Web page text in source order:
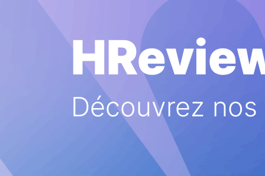
Découvrez